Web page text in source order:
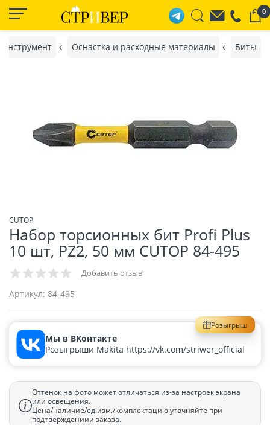
0
Оснастка и расходные материалы Биты
CUTOP
Набор торсионных бит Profi Plus
10 шт, PZ2, 50 мм CUTOP 84-495
Добавить отзыв
Артикул: 84-495
Розыгрыш
Мы в ВКонтакте
Розыгрыши Makita https://vk.com/striwer_official
Оттенок на фото может отличаться из-за настроек экрана
или освещения.
Цена/наличие/ед.изм./комплектацию уточняйте при
подтверждениии заказа.